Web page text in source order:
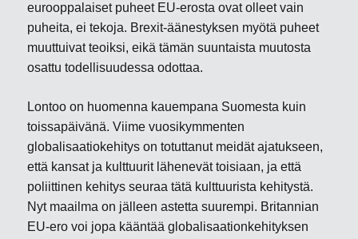
eurooppalaiset puheet EU-erosta ovat olleet vain
puheita, ei tekoja. Brexit-äänestyksen myötä puheet
muuttuivat teoiksi, eikä tämän suuntaista muutosta
osattu todellisuudessa odottaa.
Lontoo on huomenna kauempana Suomesta kuin
toissapäivänä. Viime vuosikymmenten
globalisaatiokehitys on totuttanut meidät ajatukseen,
että kansat ja kulttuurit lähenevät toisiaan, ja että
poliittinen kehitys seuraa tätä kulttuurista kehitystä.
Nyt maailma on jälleen astetta suurempi. Britannian
EU-ero voi jopa kääntää globalisaationkehityksen